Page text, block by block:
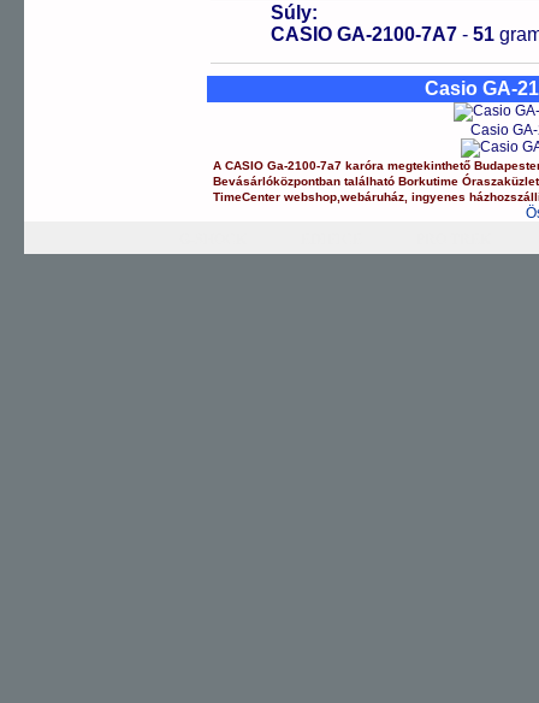
Súly:
CASIO GA-2100-7A7 - 51
Casio GA-
Casio
ACASIO Ga-2100-7a7 karóra megtekinthető
Bevásárlóközpontban található Borkutime
TimeCenter webshop ,webáruház ,ingyenes